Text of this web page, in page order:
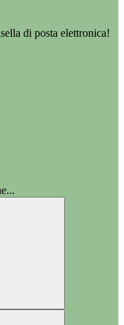
di posta elettronica!